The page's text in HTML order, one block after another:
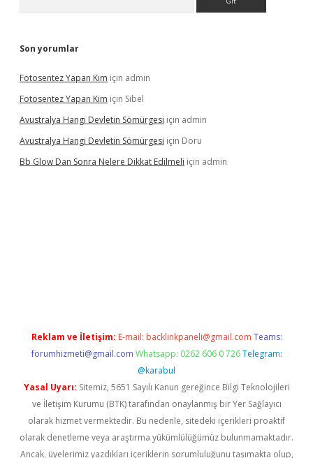
Son yorumlar
Fotosentez Yapan Kim için admin
Fotosentez Yapan Kim için Sibel
Avustralya Hangi Devletin Sömürgesi için admin
Avustralya Hangi Devletin Sömürgesi için Doru
Bb Glow Dan Sonra Nelere Dikkat Edilmeli için admin
Reklam ve İletişim: E-mail: backlinkpaneli@gmail.com Teams:
forumhizmeti@gmail.com Whatsapp: 0262 606 0 726 Telegram:
@karabul
Yasal Uyarı: Sitemiz, 5651 Sayılı Kanun gereğince Bilgi Teknolojileri
ve İletişim Kurumu (BTK) tarafından onaylanmış bir Yer Sağlayıcı
olarak hizmet vermektedir. Bu nedenle, sitedeki içerikleri proaktif
olarak denetleme veya araştırma yükümlülüğümüz bulunmamaktadır.
Ancak, üyelerimiz yazdıkları içeriklerin sorumluluğunu taşımakta olup,